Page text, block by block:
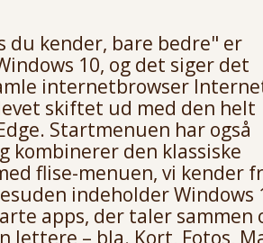
du kender, bare bedre" er
10, og det siger det
internetbrowser
skiftet ud med den helt
Startmenuen har også
kombinerer den klassiske
flise-menuen, vi kender
indeholder Windows
apps, der taler sammen
lettere – bla. Kort, Fotos,